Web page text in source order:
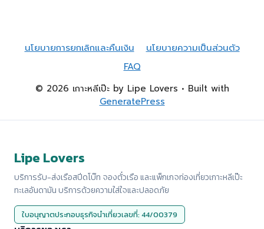
นโยบายการยกเลิกและคืนเงิน
นโยบายความเป็นส่วนตัว
FAQ
© 2026 เกาะหลีเป๊ะ by Lipe Lovers • Built with
GeneratePress
Lipe Lovers
บริการรับ-ส่งเรือสปีดโบ๊ท จองตั๋วเรือ และแพ็กเกจท่องเที่ยวเกาะหลีเป๊ะ
ทะเลอันดามัน บริการด้วยความใส่ใจและปลอดภัย
ใบอนุญาตประกอบธุรกิจนำเที่ยวเลขที่: 44/00379